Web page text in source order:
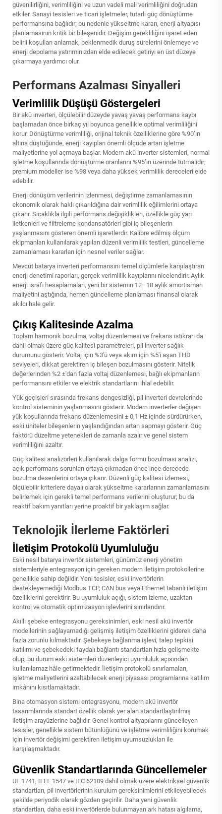
güvenilirliğini, verimliliğini ve uzun vadeli mali verimliliğini doğrudan
etkiler. Sanayi tesisleri ve ticari işletmeler, tutarlı güç dönüştürme
performansına bağlıdır; bu nedenle yükseltme kararı, enerji altyapısı
planlamasının kritik bir bileşenidir. Değişim gerekliliğini işaret eden
belirli koşulları anlamak, beklenmedik duruş sürelerini önlemeye ve
enerji depolama yatırımınızdan elde edilecek getiriyi en üst düzeye
çıkarmaya yardımcı olur.
Performans Azalması Sinyalleri
Verimlilik Düşüşü Göstergeleri
Bir akü inverteri, ölçülebilir düzeyde yavaş yavaş performans kaybı
başlamadan önce birkaç yıl boyunca genellikle optimal verimliliğini
korur. Dönüştürme verimliliği, orijinal teknik özelliklerine göre %90’ın
altına düştüğünde, enerji kayıpları önemli ölçüde artan işletme
maliyetlerine yol açmaya başlar. Modern akü inverter sistemleri, normal
işletme koşullarında dönüştürme oranlarını %95’in üzerinde tutmalıdır;
premium modeller ise %98 veya daha yüksek verimlilik dereceleri elde
edebilir.
Enerji dönüşüm verilerinin izlenmesi, değiştirme zamanlamasının
ekonomik olarak haklı çıkarıldığına dair verimlilik eğilimlerini ortaya
çıkarır. Sıcaklıkla ilgili performans değişiklikleri, özellikle güç yarı
iletkenleri ve filtreleme kondansatörleri gibi iç bileşenlerin
yaşlanmasını gösteren önemli işaretlerdir. Kalibre edilmiş ölçüm
ekipmanları kullanılarak yapılan düzenli verimlilik testleri, güncelleme
zamanlaması kararları için nesnel veriler sağlar.
Mevcut batarya inverteri performansını temel ölçümlerle karşılaştıran
enerji denetimi raporları, gerçek verimlilik kayıplarını nicelendirir. Aylık
enerji israfı hesaplamaları, yeni bir sistemin 12–18 aylık amortisman
maliyetini aştığında, hemen güncelleme planlaması finansal olarak
akılcı hale gelir.
Çıkış Kalitesinde Azalma
Toplam harmonik bozulma, voltaj düzenlemesi ve frekans istikrarı da
dahil olmak üzere güç kalitesi parametreleri, pil inverter sağlık
durumunu gösterir. Voltaj için %3'ü veya akım için %5'i aşan THD
seviyeleri, dikkat gerektiren iç bileşen bozulmasını gösterir. Nitelik
değerlerinden %2 ±'dan fazla voltaj düzenlemesi, bağlı ekipmanların
performansını etkiler ve elektrik standartlarını ihlal edebilir.
Yük geçişleri sırasında frekans dengesizliği, pil inverteri devrelerinde
kontrol sisteminin yaşlanmasını gösterir. Modern inverterler değişen
yük koşullarında frekans düzenlemesini ± 0,1 Hz içinde sürdürürken,
eski üniteler bileşenlerin yaşlandığından artan sapmayı gösterir. Güç
faktörü düzeltme yetenekleri de zamanla azalır ve genel sistem
verimliliğini azaltır.
Güç kalitesi analizörleri kullanılarak dalga formu bozulması analizi,
açık performans sorunları ortaya çıkmadan önce ince derecede
bozulma desenlerini ortaya çıkarır. Düzenli güç kalitesi izlemesi,
ölçülebilir kriterlere dayalı olarak yükseltme kararlarının zamanlamasını
belirlemek için gerekli temel performans verilerini oluşturur; bu da
reaktif bakım yanıtları yerine proaktif bir yaklaşım sağlar.
Teknolojik İlerleme Faktörleri
İletişim Protokolü Uyumluluğu
Eski nesil batarya invertör sistemleri, günümüz enerji yönetim
sistemleriyle entegrasyon için gereken modern iletişim protokollerine
genellikle sahip değildir. Yeni tesisler, eski invertörlerin
destekleyemediği Modbus TCP, CAN bus veya Ethernet tabanlı iletişim
özelliklerini gerektirir. Bu uyumluluk açığı, sistem izleme, uzaktan
kontrol ve otomatik optimizasyon işlevlerini sınırlandırır.
Akıllı şebeke entegrasyonu gereksinimleri, eski nesil akü invertör
modellerinin sağlayamadığı gelişmiş iletişim özelliklerini giderek daha
fazla zorunlu kılmaktadır. Şebekeye bağlanma işlevi, talep tepkisi
katılımı ve şebekedeki faydalı bağlantı standartları hızla gelişmekte
olup, bu durum eski sistemleri düzenleyici uyumluluk açısından
kullanılamaz hâle getirmektedir. İletişim protokolü sınırlamaları,
işletme maliyetlerini azaltabilecek enerji piyasası programlarına katılım
imkânını kısıtlamaktadır.
Bina otomasyon sistemi entegrasyonu, modern akü invertör
tasarımlarında standart özellik olarak yer alan standartlaştırılmış
iletişim arayüzlerine bağlıdır. Genel kontrol altyapılarını güncelleyen
tesisler, genellikle sistem bütünlüğünü ve işletme verimliliğini korumak
için invertör değişimi gerektiren iletişim uyumsuzlukları ile
karşılaşmaktadır.
Güvenlik Standartlarında Güncellemeler
UL 1741, IEEE 1547 ve IEC 62109 dahil olmak üzere elektriksel güvenlik
standartları, pil invertörlerinin kurulum gereksinimlerini etkileyebilecek
şekilde periyodik olarak gözden geçirilir. Daha yeni güvenlik
standartları, daha eski invertörlerde bulunmayan ark hatası algılama,